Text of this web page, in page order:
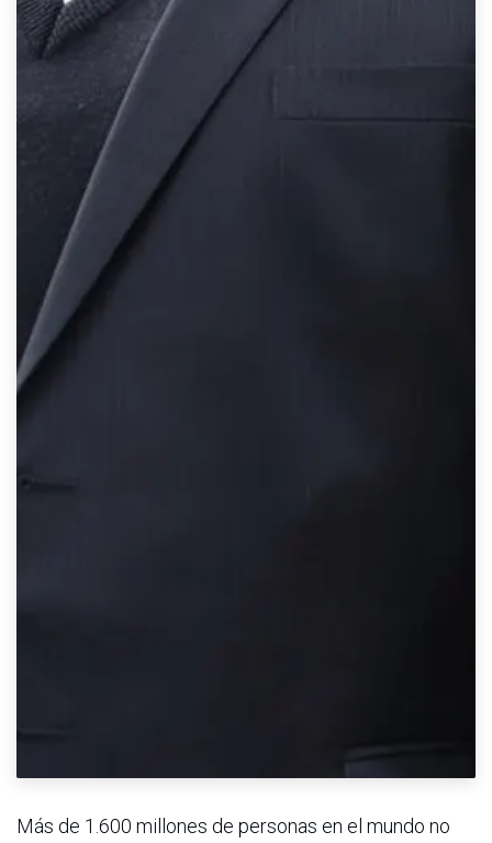
Más de 1.600 millones de personas en el mundo no